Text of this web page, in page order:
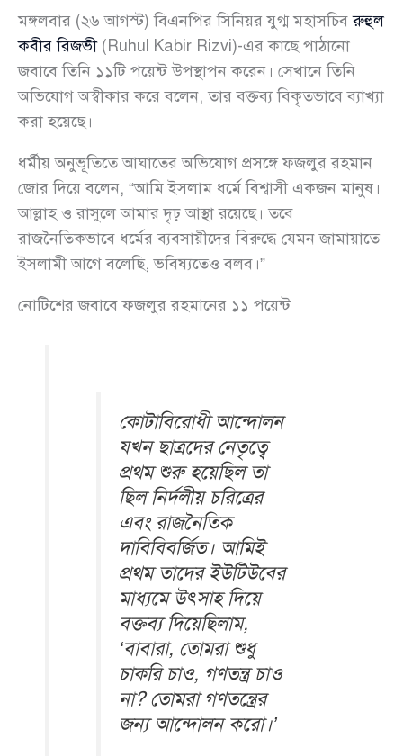
মঙ্গলবার (২৬ আগস্ট) বিএনপির সিনিয়র যুগ্ম মহাসচিবরুহুল
কবীর রিজভী(Ruhul Kabir Rizvi)-এর কাছে পাঠানো
জবাবে তিনি ১১টি পয়েন্ট উপস্থাপন করেন। সেখানে তিনি
অভিযোগ অস্বীকার করে বলেন, তার বক্তব্য বিকৃতভাবে ব্যাখ্যা
করা হয়েছে।
ধর্মীয় অনুভূতিতে আঘাতের অভিযোগ প্রসঙ্গে ফজলুর রহমান
জোর দিয়ে বলেন, “আমি ইসলাম ধর্মে বিশ্বাসী একজন মানুষ।
আল্লাহ ও রাসুলে আমার দৃঢ় আস্থা রয়েছে। তবে
রাজনৈতিকভাবে ধর্মের ব্যবসায়ীদের বিরুদ্ধে যেমন জামায়াতে
ইসলামী আগে বলেছি, ভবিষ্যতেও বলব।”
নোটিশের জবাবে ফজলুর রহমানের ১১ পয়েন্ট
কোটাবিরোধী আন্দোলন
যখন ছাত্রদের নেতৃত্বে
প্রথম শুরু হয়েছিল তা
ছিল নির্দলীয় চরিত্রের
এবং রাজনৈতিক
দাবিবিবর্জিত। আমিই
প্রথম তাদের ইউটিউবের
মাধ্যমে উৎসাহ দিয়ে
বক্তব্য দিয়েছিলাম,
‌‘বাবারা, তোমরা শুধু
চাকরি চাও, গণতন্ত্র চাও
না? তোমরা গণতন্ত্রের
জন্য আন্দোলন করো।’